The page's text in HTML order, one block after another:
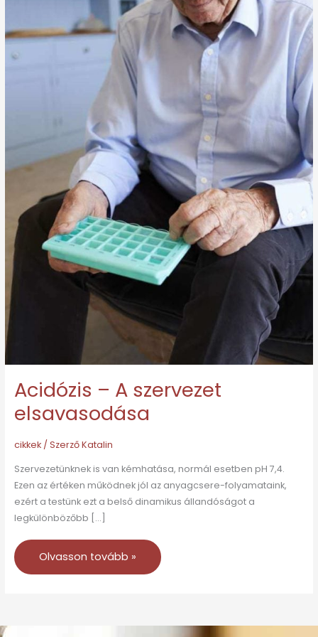
Acidózis – A szervezet
elsavasodása
cikkek/ SzerzőKatalin
Szervezetünknek is van kémhatása, normál esetben pH 7,4.
Ezen az értéken működnek jól az anyagcsere-folyamataink,
ezért a testünk ezt a belső dinamikus állandóságot a
legkülönbözőbb […]
Olvasson tovább »